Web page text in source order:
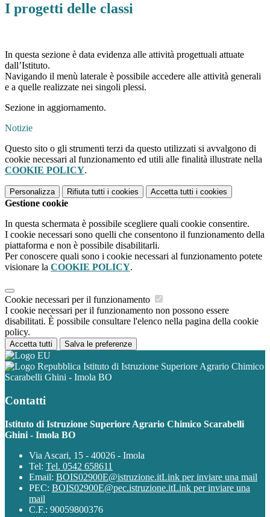
I progetti delle classi
In questa sezione è data evidenza alle attività progettuali attuate
dall’Istituto.
Navigando il menù laterale è possibile accedere alle attività generali
e a quelle realizzate nei singoli plessi.
Sezione in aggiornamento.
Notizie
Questo sito o gli strumenti terzi da questo utilizzati si avvalgono di
cookie necessari al funzionamento ed utili alle finalità illustrate nella
COOKIE POLICY.
Personalizza Rifiuta tutti i cookies Accetta tutti i cookies
Gestione cookie
In questa schermata è possibile scegliere quali cookie consentire.
I cookie necessari sono quelli che consentono il funzionamento della
piattaforma e non è possibile disabilitarli.
Per conoscere quali sono i cookie necessari al funzionamento potete
visionare la COOKIE POLICY.
Cookie necessari per il funzionamento
I cookie necessari per il funzionamento non possono essere
disabilitati. È possibile consultare l'elenco nella pagina della cookie
policy.
Accetta tutti Salva le preferenze
Istituto di Istruzione Superiore Agrario Chimico
Scarabelli Ghini - Imola BO
Contatti
Istituto di Istruzione Superiore Agrario Chimico Scarabelli
Ghini - Imola BO
Via Ascari, 15 - 40026 - Imola
Tel: Tel. 0542 658611
Email: BOIS02900E@istruzione.itLink per inviare una mail
PEC: BOIS02900E@pec.istruzione.itLink per inviare una
mail
C.F.: 90059800376